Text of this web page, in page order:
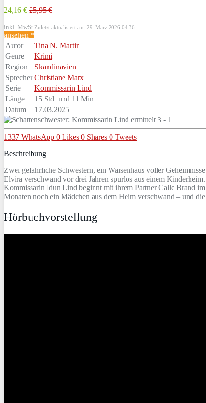
24,16 € 25,95 €
inkl. MwSt. Zuletzt aktualisiert am: 29. März 2026 04:36
ansehen *
Autor
Tina N. Martin
Genre
Krimi
Region
Skandinavien
Sprecher Christiane Marx
Serie
Kommissarin Lind
Länge
15 Std. und 11 Min.
Datum
17.03.2025
1337 WhatsApp 0 Likes 0 Shares 0 Tweets
Beschreibung
Zwei gefährliche Schwestern, ein Waisenhaus voller
Elvira verschwand vor drei Jahren spurlos aus einem
Kommissarin Idun Lind beginnt mit ihrem Partner Calle Brand
Monaten noch ein Mädchen aus dem Heim verschwand – und
Hörbuchvorstellung